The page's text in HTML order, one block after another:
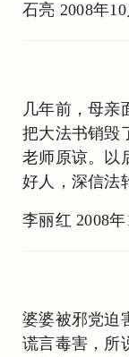
石亮 2008年10
几年前，母亲
把大法书销毁
老师原谅。以
好人，深信法
李丽红 2008年
婆婆被邪党迫
谎言毒害，所